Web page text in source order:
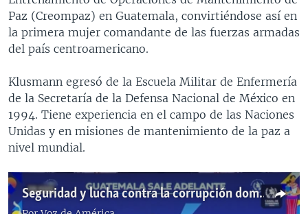
Paz (Creompaz) en Guatemala, convirtiéndose así en
la primera mujer comandante de las fuerzas armadas
del país centroamericano.
Klusmann egresó de la Escuela Militar de Enfermería
de la Secretaría de la Defensa Nacional de México en
1994. Tiene experiencia en el campo de las Naciones
Unidas y en misiones de mantenimiento de la paz a
nivel mundial.
Seguridad y lucha contra la corrupción dominan primer mes de gobierno de Bernardo Arévalo